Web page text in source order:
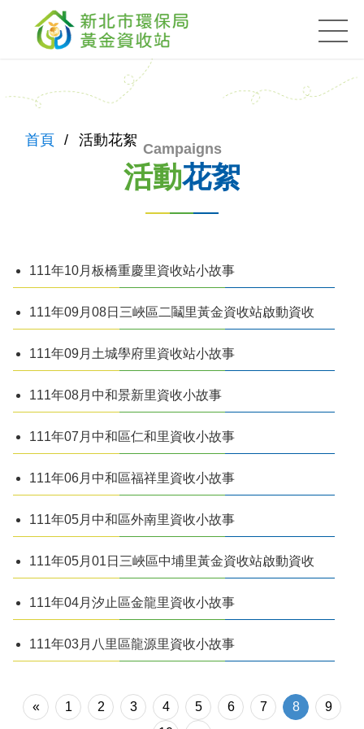
黃金資收站
首頁 活動花絮
活動花絮
111年10月板橋重慶里資收站小故事
111年09月08日三峽區二鬮里黃金資收站啟動資收
111年09月土城學府里資收站小故事
111年08月中和景新里資收小故事
111年07月中和區仁和里資收小故事
111年06月中和區福祥里資收小故事
111年05月中和區外南里資收小故事
111年05月01日三峽區中埔里黃金資收站啟動資收
111年04月汐止區金龍里資收小故事
111年03月八里區龍源里資收小故事
« 1 2 3 4 5 6 7 8
9